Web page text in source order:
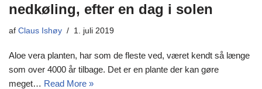
nedkøling, efter en dag i solen
af Claus Ishøy 1. juli 2019
Aloe vera planten, har som de fleste ved, været kendt så længe
som over 4000 år tilbage. Det er en plante der kan gøre
meget… Read More »